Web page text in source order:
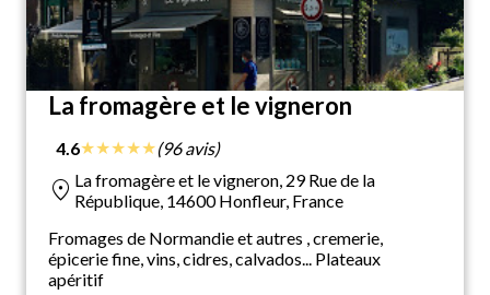
La fromagère et le vigneron
4.6★★★★★(96 avis)
location_on La fromagère et le vigneron, 29 Rue de la
République, 14600 Honfleur, France
Fromages de Normandie et autres , cremerie,
épicerie fine, vins, cidres, calvados... Plateaux
apéritif